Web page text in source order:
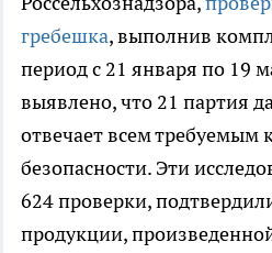
гребешка, выполнив
период с 21 января по 19
выявлено, что 21 партия
отвечает всем требуемым
безопасности. Эти
624 проверки,
продукции,